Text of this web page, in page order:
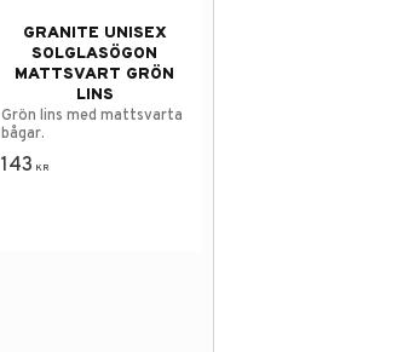
GRANITE UNISEX
SOLGLASÖGON
MATTSVART GRÖN
LINS
Grön lins med mattsvarta
bågar.
143 KR